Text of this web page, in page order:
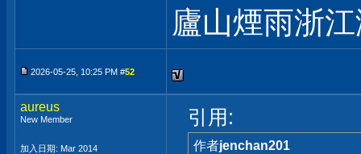
廬山煙雨浙
2026-05-25, 10:25 PM #52
aureus
New Member
加入日期: Mar 2014
引用:
作者jenchan201